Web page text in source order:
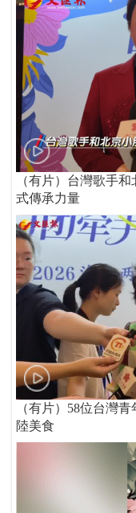
（有片）台灣歌手
式傳承力量
（有片）58位台灣
陸美食